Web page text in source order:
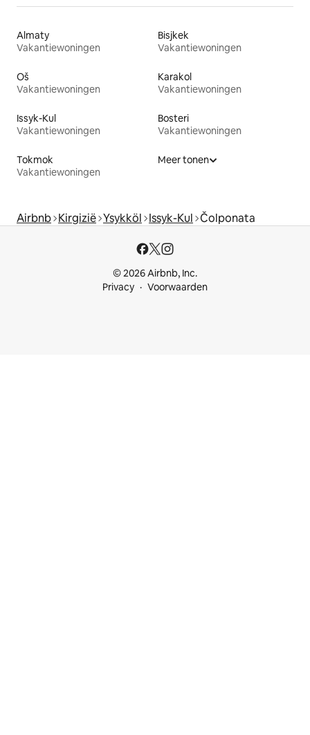
Almaty
Vakantiewoningen
Bisjkek
Vakantiewoningen
Oš
Vakantiewoningen
Karakol
Vakantiewoningen
Issyk-Kul
Vakantiewoningen
Bosteri
Vakantiewoningen
Tokmok
Vakantiewoningen
Meer tonen
Airbnb Kirgizië Ysykköl Issyk-Kul Čolponata
© 2026 Airbnb, Inc.
Privacy
Voorwaarden